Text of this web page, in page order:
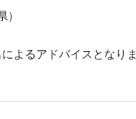
よるアドバイスとなりま